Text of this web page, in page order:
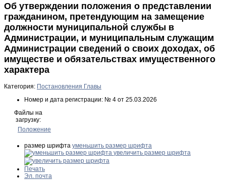
Об утверждении положения о представлении
гражданином, претендующим на замещение
должности муниципальной службы в
Администрации, и муниципальным служащим
Администрации сведений о своих доходах, об
имуществе и обязательствах имущественного
характера
Категория: Постановления Главы
Номер и дата регистрации: № 4 от 25.03.2026
Файлы на
загрузку:
Положение
размер шрифта уменьшить размер шрифта
увеличить размер шрифта
Печать
Эл. почта